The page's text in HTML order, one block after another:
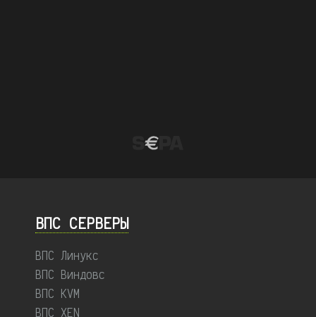
ВПС СЕРВЕРЫ
ВПС Линукс
ВПС Виндовс
ВПС KVM
ВПС XEN